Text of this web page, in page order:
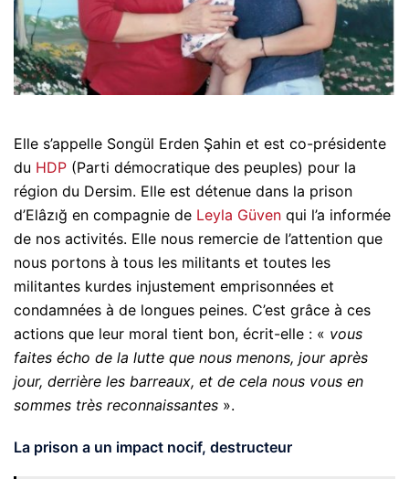
Elle s’appelle Songül Erden Şahin et est co-présidente
du HDP (Parti démocratique des peuples) pour la
région du Dersim. Elle est détenue dans la prison
d’Elâzığ en compagnie de Leyla Güven qui l’a informée
de nos activités. Elle nous remercie de l’attention que
nous portons à tous les militants et toutes les
militantes kurdes injustement emprisonnées et
condamnées à de longues peines. C’est grâce à ces
actions que leur moral tient bon, écrit-elle : « vous
faites écho de la lutte que nous menons, jour après
jour, derrière les barreaux, et de cela nous vous en
sommes très reconnaissantes ».
La prison a un impact nocif, destructeur